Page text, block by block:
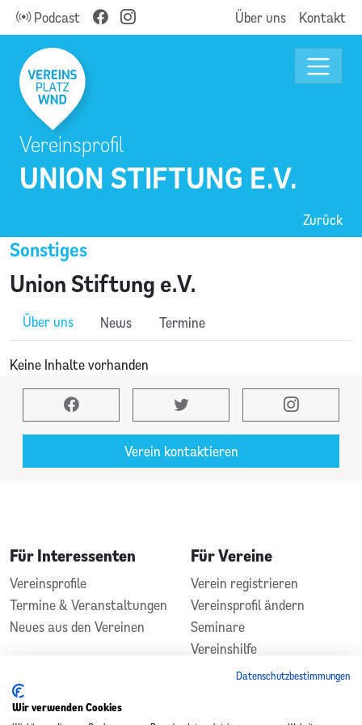
Podcast Über uns Kontakt
UNION STIFTUNG E.V.
Vereinsprofil
Zurück
Union Stiftung e.V.
Sonstiges
Über uns News Termine
Keine Inhalte vorhanden
Verein kontaktieren
Für Interessenten
Vereinsprofile
Termine & Veranstaltungen
Neues aus den Vereinen
Für Vereine
Verein registrieren
Vereinsprofil ändern
Seminare
Vereinshilfe
Kontakt
In Zusammenarbeit
Datenschutzbestimmungen
Wir verwenden Cookies